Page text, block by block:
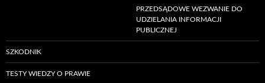
PRZEDSĄDOWE WEZWANIE DO
UDZIELANIA INFORMACJI
PUBLICZNEJ
SZKODNIK
TESTY WIEDZY O PRAWIE